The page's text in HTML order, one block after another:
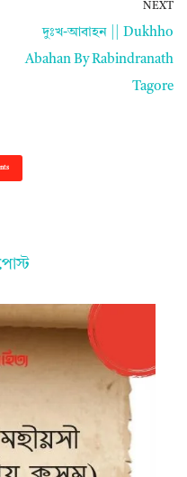
NEXT
দুঃখ-আবাহন || Dukhho
Abahan By Rabindranath
Tagore